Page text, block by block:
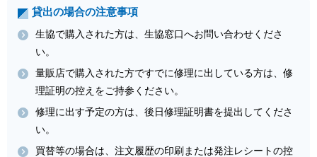
貸出の場合の注意事項
生協で購入された方は、生協窓口へお問い合わせくださ
い。
量販店で購入された方ですでに修理に出している方は、修
理証明の控えをご持参ください。
修理に出す予定の方は、後日修理証明書を提出してくださ
い。
買替等の場合は、注文履歴の印刷または発注レシートの控